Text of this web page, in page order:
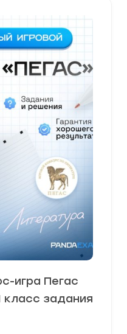
игра Пегас
класс задания